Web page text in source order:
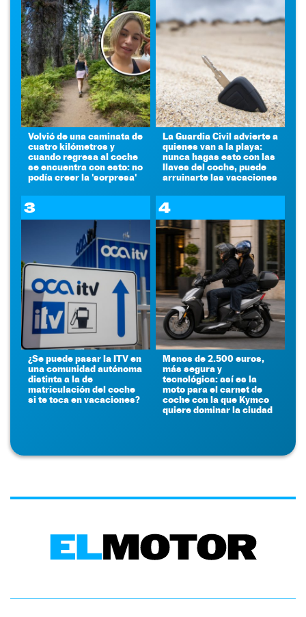
Volvió de una caminata de
cuatro kilómetros y
cuando regresa al coche
se encuentra con esto: no
podía creer la 'sorpresa'
La Guardia Civil advierte a
quienes van a la playa:
nunca hagas esto con las
llaves del coche, puede
arruinarte las vacaciones
3
¿Se puede pasar la ITV en
una comunidad autónoma
distinta a la de
matriculación del coche
si te toca en vacaciones?
4
Menos de 2.500 euros,
más segura y
tecnológica: así es la
moto para el carnet de
coche con la que Kymco
quiere dominar la ciudad